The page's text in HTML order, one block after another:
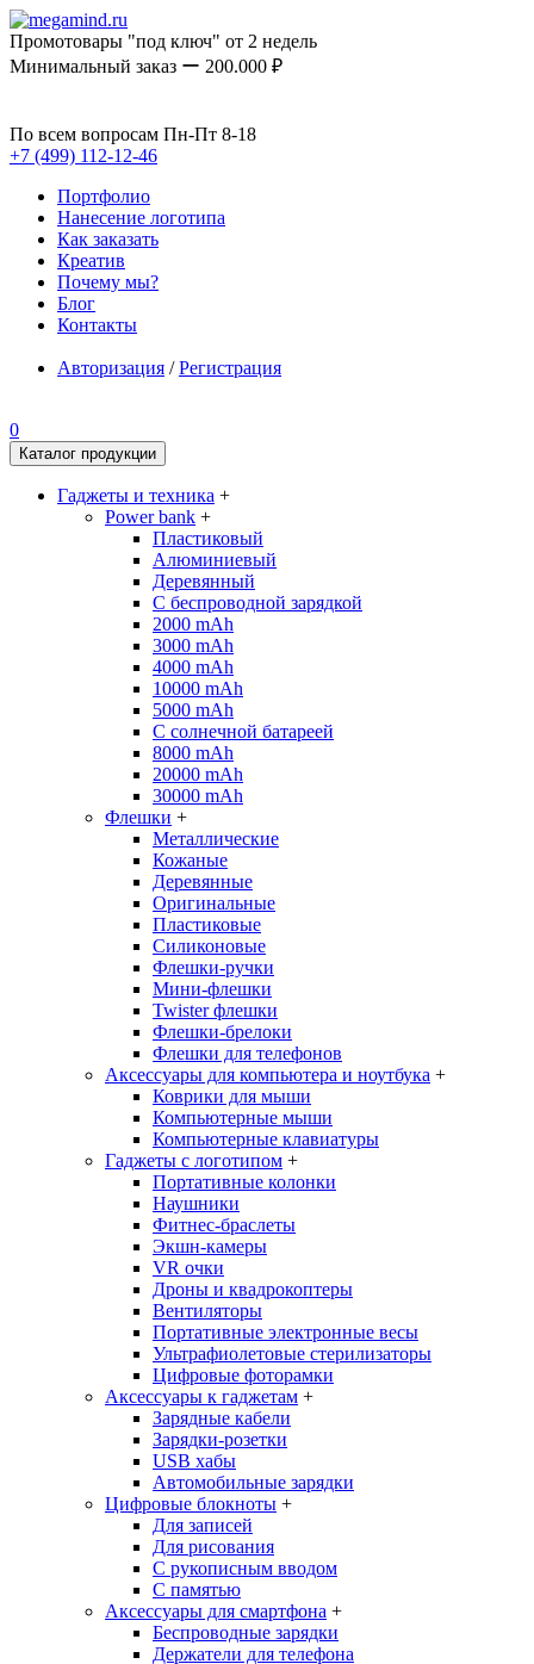
Промотовары "под ключ" от 2 недель
Минимальный заказ ー 200.000 ₽
По всем вопросам Пн-Пт 8-18
+7 (499) 112-12-46
Портфолио
Нанесение логотипа
Как заказать
Креатив
Почему мы?
Блог
Контакты
Авторизация /Регистрация
0
Каталог продукции
Гаджеты и техника +
Power bank +
Пластиковый
Алюминиевый
Деревянный
С беспроводной зарядкой
2000 mAh
3000 mAh
4000 mAh
10000 mAh
5000 mAh
С солнечной батареей
8000 mAh
20000 mAh
30000 mAh
Флешки +
Металлические
Кожаные
Деревянные
Оригинальные
Пластиковые
Силиконовые
Флешки-ручки
Мини-флешки
Twister флешки
Флешки-брелоки
Флешки для телефонов
Аксессуары для компьютера и ноутбука +
Коврики для мыши
Компьютерные мыши
Компьютерные клавиатуры
Гаджеты с логотипом +
Портативные колонки
Наушники
Фитнес-браслеты
Экшн-камеры
VR очки
Дроны и квадрокоптеры
Вентиляторы
Портативные электронные весы
Ультрафиолетовые стерилизаторы
Цифровые фоторамки
Аксессуары к гаджетам +
Зарядные кабели
Зарядки-розетки
USB хабы
Автомобильные зарядки
Цифровые блокноты +
Для записей
Для рисования
С рукописным вводом
С памятью
Аксессуары для смартфона +
Беспроводные зарядки
Держатели для телефона